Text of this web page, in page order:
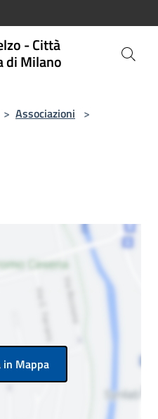
- Città
di Milano
> Associazioni >
in Mappa